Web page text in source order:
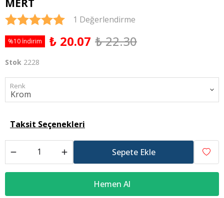
MERT
1 Değerlendirme
%10 İndirim ₺ 20.07 ₺ 22.30
Stok 2228
Renk
Taksit Seçenekleri
Sepete Ekle
Hemen Al